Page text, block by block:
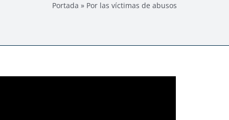
Portada » Por las víctimas de abusos